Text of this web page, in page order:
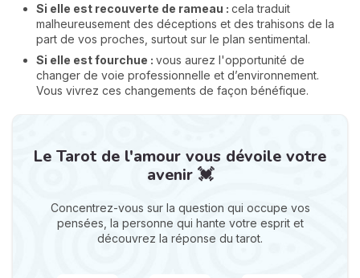
Si elle est recouverte de rameau : cela traduit
malheureusement des déceptions et des trahisons de la
part de vos proches, surtout sur le plan sentimental.
Si elle est fourchue : vous aurez l'opportunité de
changer de voie professionnelle et d’environnement.
Vous vivrez ces changements de façon bénéfique.
Le Tarot de l'amour vous dévoile votre
avenir 💓
Concentrez-vous sur la question qui occupe vos
pensées, la personne qui hante votre esprit et
découvrez la réponse du tarot.